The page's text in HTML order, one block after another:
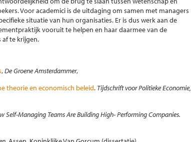
Voor academici is de uitdaging om samen met managers
situatie van hun organisaties. Er is dus werk aan de
vooruit te helpen en haar daarmee van de
te krijgen.
,De Groene Amsterdammer,
theorie en economisch beleid. Tijdschrift voor Politieke Economie,
Self-Managing Teams Are Building High- Performing Companies.